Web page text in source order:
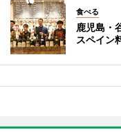
食べる
鹿児島・
スペイン